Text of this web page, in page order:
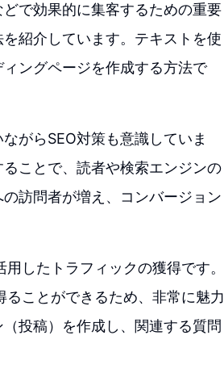
で効果的に集客するための重要
紹介しています。テキストを使
ングページを作成する方法で
がらSEO対策も意識していま
ことで、読者や検索エンジンの
訪問者が増え、コンバージョン
したトラフィックの獲得です。
ことができるため、非常に魅力
投稿）を作成し、関連する質問